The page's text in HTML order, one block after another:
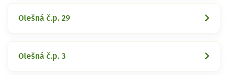
Olešná č.p. 29
Olešná č.p. 3